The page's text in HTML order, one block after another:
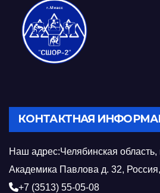
КОНТАКТНАЯ
Наш адрес:Челябинская область,
Академика Павлова д. 32,
+7 (3513) 55-05-08